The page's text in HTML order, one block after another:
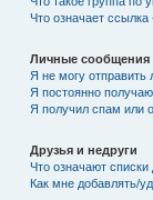
Что означает
Личные сообщения
Я не могу
Я постоянно
Я получил спам или
Друзья и недруги
Что означают списки
Как мне добавлять/